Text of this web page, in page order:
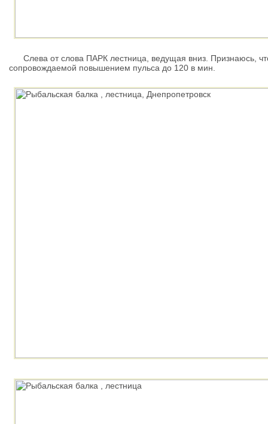
Слева от слова ПАРК лестница, ведущая вниз. Признаюсь,
сопровождаемой повышением пульса до 120 в мин.